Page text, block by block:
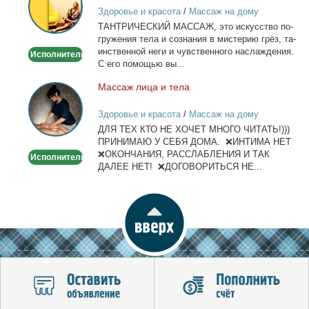
Исполнитель
Здоровье и красота/ Массаж на дому
ТАНТРИЧЕСКИЙ МАССАЖ, это ис­кус­ство по­
гру­же­ния те­ла и со­зна­ния в ми­сте­рию грёз, та­
ин­ствен­ной неги и чув­ствен­но­го на­сла­жде­ния.
С его по­мо­щью вы...
Массаж
лица
и
тела
Исполнитель
Мас­саж ли­ца и те­ла
Здоровье и красота/ Массаж на дому
ДЛЯ ТЕХ КТО НЕ ХОЧЕТ МНОГО ЧИТАТЬ!)))
ПРИНИМАЮ У СЕБЯ ДОМА. ❌ИНТИМА НЕТ
❌ОКОНЧАНИЯ, РАССЛАБЛЕНИЯ И ТАК
ДАЛЕЕ НЕТ! ❌ДОГОВОРИТЬСЯ НЕ...